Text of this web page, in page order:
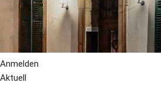
Anmelden
Aktuell